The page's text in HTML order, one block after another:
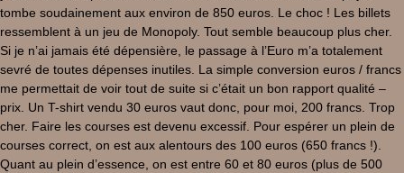
tombe soudainement aux environ de 850 euros. Le choc ! Les billets
ressemblent à un jeu de Monopoly. Tout semble beaucoup plus cher.
Si je n’ai jamais été dépensière, le passage à l’Euro m’a totalement
sevré de toutes dépenses inutiles. La simple conversion euros / francs
me permettait de voir tout de suite si c’était un bon rapport qualité –
prix. Un T-shirt vendu 30 euros vaut donc, pour moi, 200 francs. Trop
cher. Faire les courses est devenu excessif. Pour espérer un plein de
courses correct, on est aux alentours des 100 euros (650 francs !).
Quant au plein d’essence, on est entre 60 et 80 euros (plus de 500